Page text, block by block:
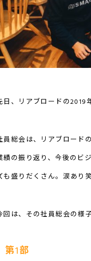
日、リアブロードの2019
員総会は、リアブロード
績の振り返り、今後のビ
も盛りだくさん。涙あり
回は、その社員総会の様
第1部